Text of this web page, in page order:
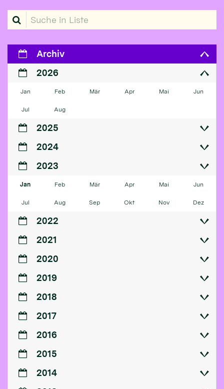
Suche in Liste
Archiv
2026
Jan Feb Mär Apr Mai Jun
Jul Aug
2025
2024
2023
Jan Feb Mär Apr Mai Jun
Jul Aug Sep Okt Nov Dez
2022
2021
2020
2019
2018
2017
2016
2015
2014